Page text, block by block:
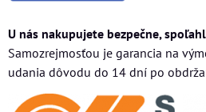
U nás nakupujete bezpečne,
Samozrejmosťou je garancia na
udania dôvodu do 14 dní po